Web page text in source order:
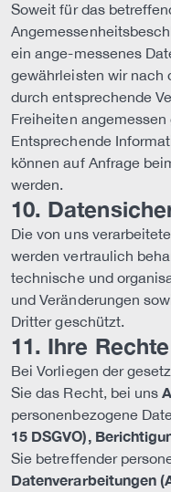
Soweit für das
ein ange-messenes
gewährleisten wir nach
durch entsprechende
Freiheiten
Entsprechende
können auf Anfrage
werden.
10.
Die von uns
werden vertraulich
technische und
und Veränderungen
Dritter geschützt.
11. Ihre Rechte
Bei Vorliegen der
Sie das Recht, bei uns
personenbezogene
15 DSGVO),
Sie betreffender
Datenverarbeitun­gen